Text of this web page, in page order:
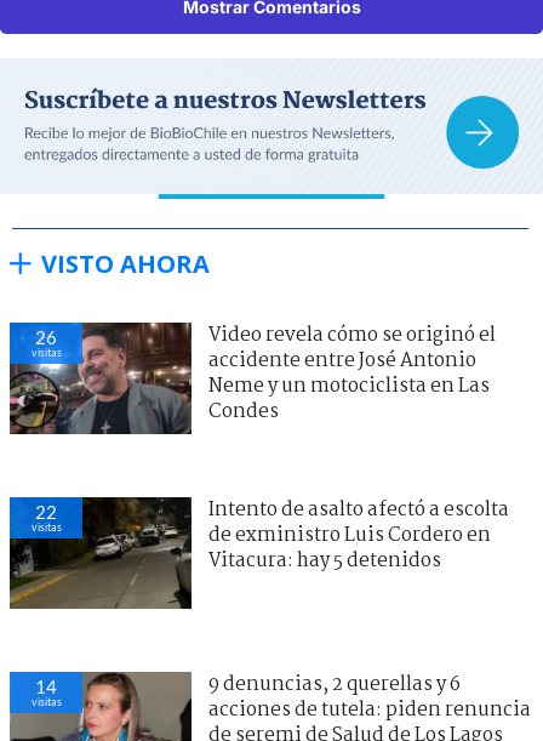
Mostrar Comentarios
VISTO AHORA
26
visitas
Video revela cómo se originó el
accidente entre José Antonio
Neme y un motociclista en Las
Condes
22
visitas
Intento de asalto afectó a escolta
de exministro Luis Cordero en
Vitacura: hay 5 detenidos
14
visitas
9 denuncias, 2 querellas y 6
acciones de tutela: piden renuncia